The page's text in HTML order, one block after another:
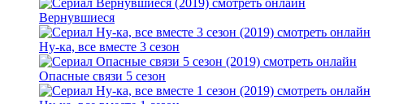
Вернувшиеся
Ну-ка, все вместе 3 сезон
Опасные связи 5 сезон